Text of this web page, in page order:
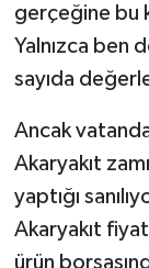
gerçeğine bu
Yalnızca ben
sayıda
Ancak
Akaryakıt
yaptığı
Akaryakıt
ürün